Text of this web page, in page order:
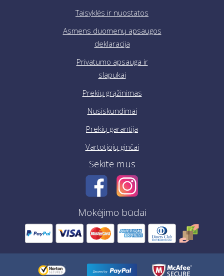
Taisyklės ir nuostatos
Asmens duomenų apsaugos
deklaracija
Privatumo apsauga ir
slapukai
Prekių grąžinimas
Nusiskundimai
Prekių garantija
Vartotjojų ginčai
Sekite mus
Mokėjimo būdai